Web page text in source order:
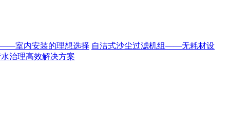
室内安装的理想选择 自洁式沙尘过滤机组——无耗材设
治理高效解决方案